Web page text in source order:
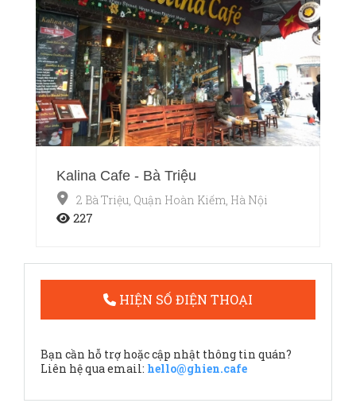
Kalina Cafe - Bà Triệu
2 Bà Triệu, Quận Hoàn Kiếm, Hà Nội
227
HIỆN SỐ ĐIỆN THOẠI
Bạn cần hỗ trợ hoặc cập nhật thông tin quán?
Liên hệ qua email: hello@ghien.cafe